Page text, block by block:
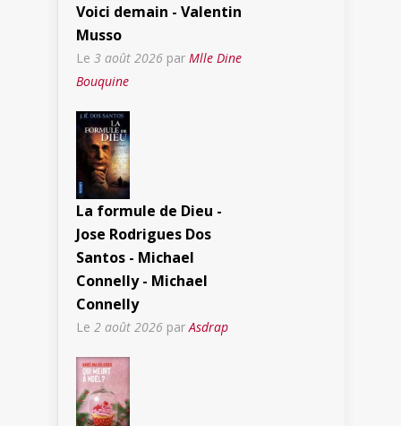
Voici demain - Valentin
Musso
Le 3 août 2026 par Mlle Dine
Bouquine
La formule de Dieu -
Jose Rodrigues Dos
Santos - Michael
Connelly - Michael
Connelly
Le 2 août 2026 parAsdrap